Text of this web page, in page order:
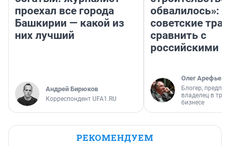
проехал все города
Башкирии — какой из
них лучший
Андрей Бирюков
Корреспондент UFA1.RU
обвалилось»:
советские
сравнить с
российскими
Олег Арефьев
Блогер,
владелец в
бизнесе
РЕКОМЕНДУЕМ